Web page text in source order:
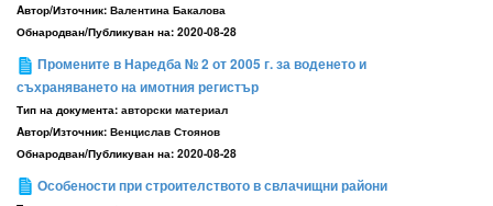
Aвтор/Източник: Валентина Бакалова
Обнародван/Публикуван на: 2020-08-28
Промените в Наредба № 2 от 2005 г. за воденето и
съхраняването на имотния регистър
Тип на документа: авторски материал
Aвтор/Източник: Венцислав Стоянов
Обнародван/Публикуван на: 2020-08-28
Особености при строителството в свлачищни райони